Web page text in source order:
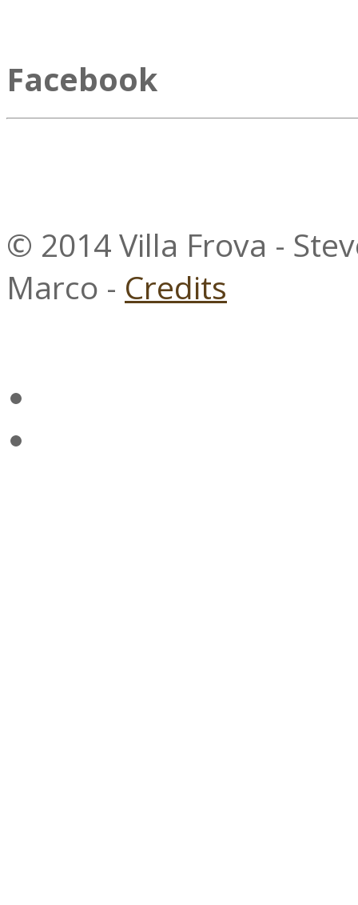
Facebook
© 2014 Villa Frova -
Marco - Credits